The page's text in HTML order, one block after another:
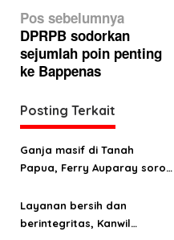
N
a
v
i
g
a
s
i
p
o
Pos sebelumnya
DPRPB sodorkan
sejumlah poin penting
ke Bappenas
Posting Terkait
Ganja masif di Tanah
Papua, Ferry Auparay soroti
lemahnya intervensi
ekonomi
Layanan bersih dan
berintegritas, Kanwil